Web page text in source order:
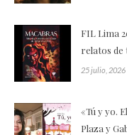
FIL Lima
relatos
25 julio, 2026
«Tú y yo.
Plaza y